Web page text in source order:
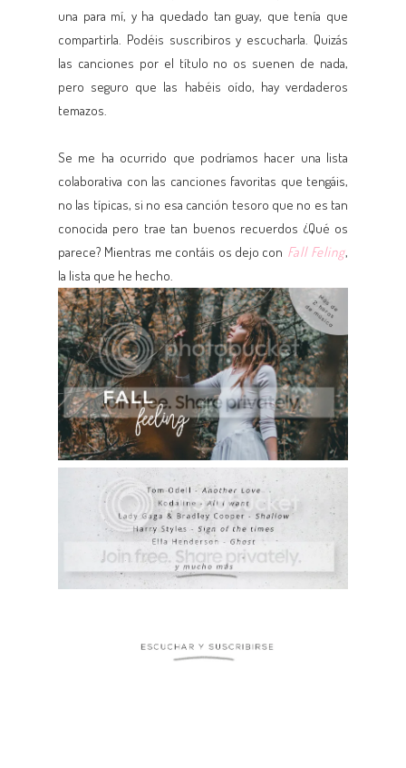
una para mí, y ha quedado tan guay, que tenía que
compartirla. Podéis suscribiros y escucharla. Quizás
las canciones por el título no os suenen de nada,
pero seguro que las habéis oído, hay verdaderos
temazos.
Se me ha ocurrido que podríamos hacer una lista
colaborativa con las canciones favoritas que tengáis,
no las típicas, si no esa canción tesoro que no es tan
conocida pero trae tan buenos recuerdos ¿Qué os
parece? Mientras me contáis os dejo con Fall Feling,
la lista que he hecho.